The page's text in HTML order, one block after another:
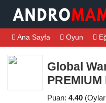
Ana Sayfa Oyun
Global
Puan: 4.40